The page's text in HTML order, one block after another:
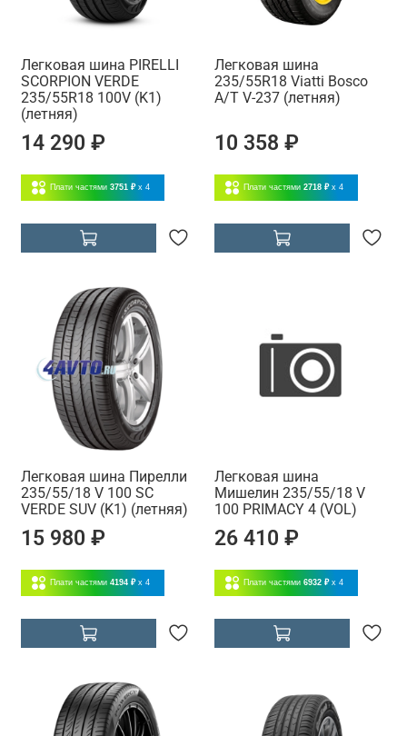
Легковая шина PIRELLI
SCORPION VERDE
235/55R18 100V (K1)
(летняя)
14 290 ₽
Плати частями 3751 ₽ x 4
Легковая шина
235/55R18 Viatti Bosco
A/T V-237 (летняя)
10 358 ₽
Плати частями 2718 ₽ x 4
Легковая шина Пирелли
235/55/18 V 100 SC
VERDE SUV (K1) (летняя)
15 980 ₽
Плати частями 4194 ₽ x 4
Легковая шина
Мишелин 235/55/18 V
100 PRIMACY 4 (VOL)
26 410 ₽
Плати частями 6932 ₽ x 4